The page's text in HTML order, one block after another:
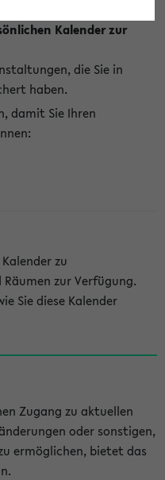
Kalender zur
die Sie in
haben.
damit Sie Ihren
zu
zur Verfügung.
Sie diese Kalender
Zugang zu aktuellen
oder sonstigen,
ermöglichen, bietet das